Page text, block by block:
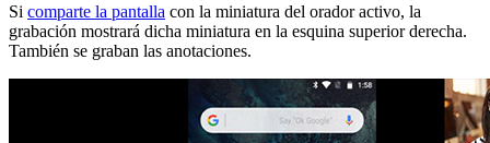
Si comparte la pantalla con la miniatura del orador activo, la
grabación mostrará dicha miniatura en la esquina superior derecha.
También se graban las anotaciones.